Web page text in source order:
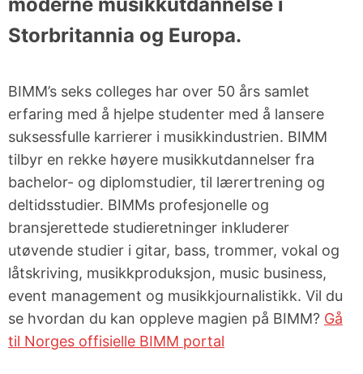
Fagledere
Jobbe i
årets beste
Facebook
Instagram
YouTube
LYST TIL Å
SATSE PÅ
MUSIKK?
ARRANGEMENTER
Semesterkonserter
RESSURSER
Rammeverk
Storbritannia og Europa.
BIMM’s seks colleges har over 50 års samlet
erfaring med å hjelpe studenter med å lansere
suksessfulle karrierer i musikkindustrien. BIMM
tilbyr en rekke høyere musikkutdannelser fra
bachelor- og diplomstudier, til lærertrening og
deltidsstudier. BIMMs profesjonelle og
bransjerettede studieretninger inkluderer
utøvende studier i gitar, bass, trommer, vokal og
låtskriving, musikkproduksjon, music business,
event management og musikkjournalistikk. Vil du
se hvordan du kan oppleve magien på BIMM? Gå
til Norges offisielle BIMM portal